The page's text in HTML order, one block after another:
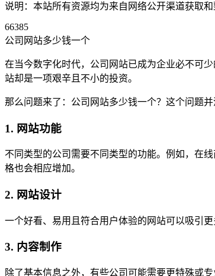
说明：本站所有资源均为来自网络公开渠道获取
66385
公司网站多少钱一个
在当今数字化时代，公司网站已成为企业必不可
站却是一项艰辛且不小的投资。
那么问题来了：公司网站多少钱一个？这个问题
1. 网站功能
不同类型的公司需要不同类型的功能。例如，在
格也会相应增加。
2. 网站设计
一个好看、易用且符合用户体验的网站可以吸引
3. 内容制作
除了基本信息之外，有些公司可能需要更特殊或